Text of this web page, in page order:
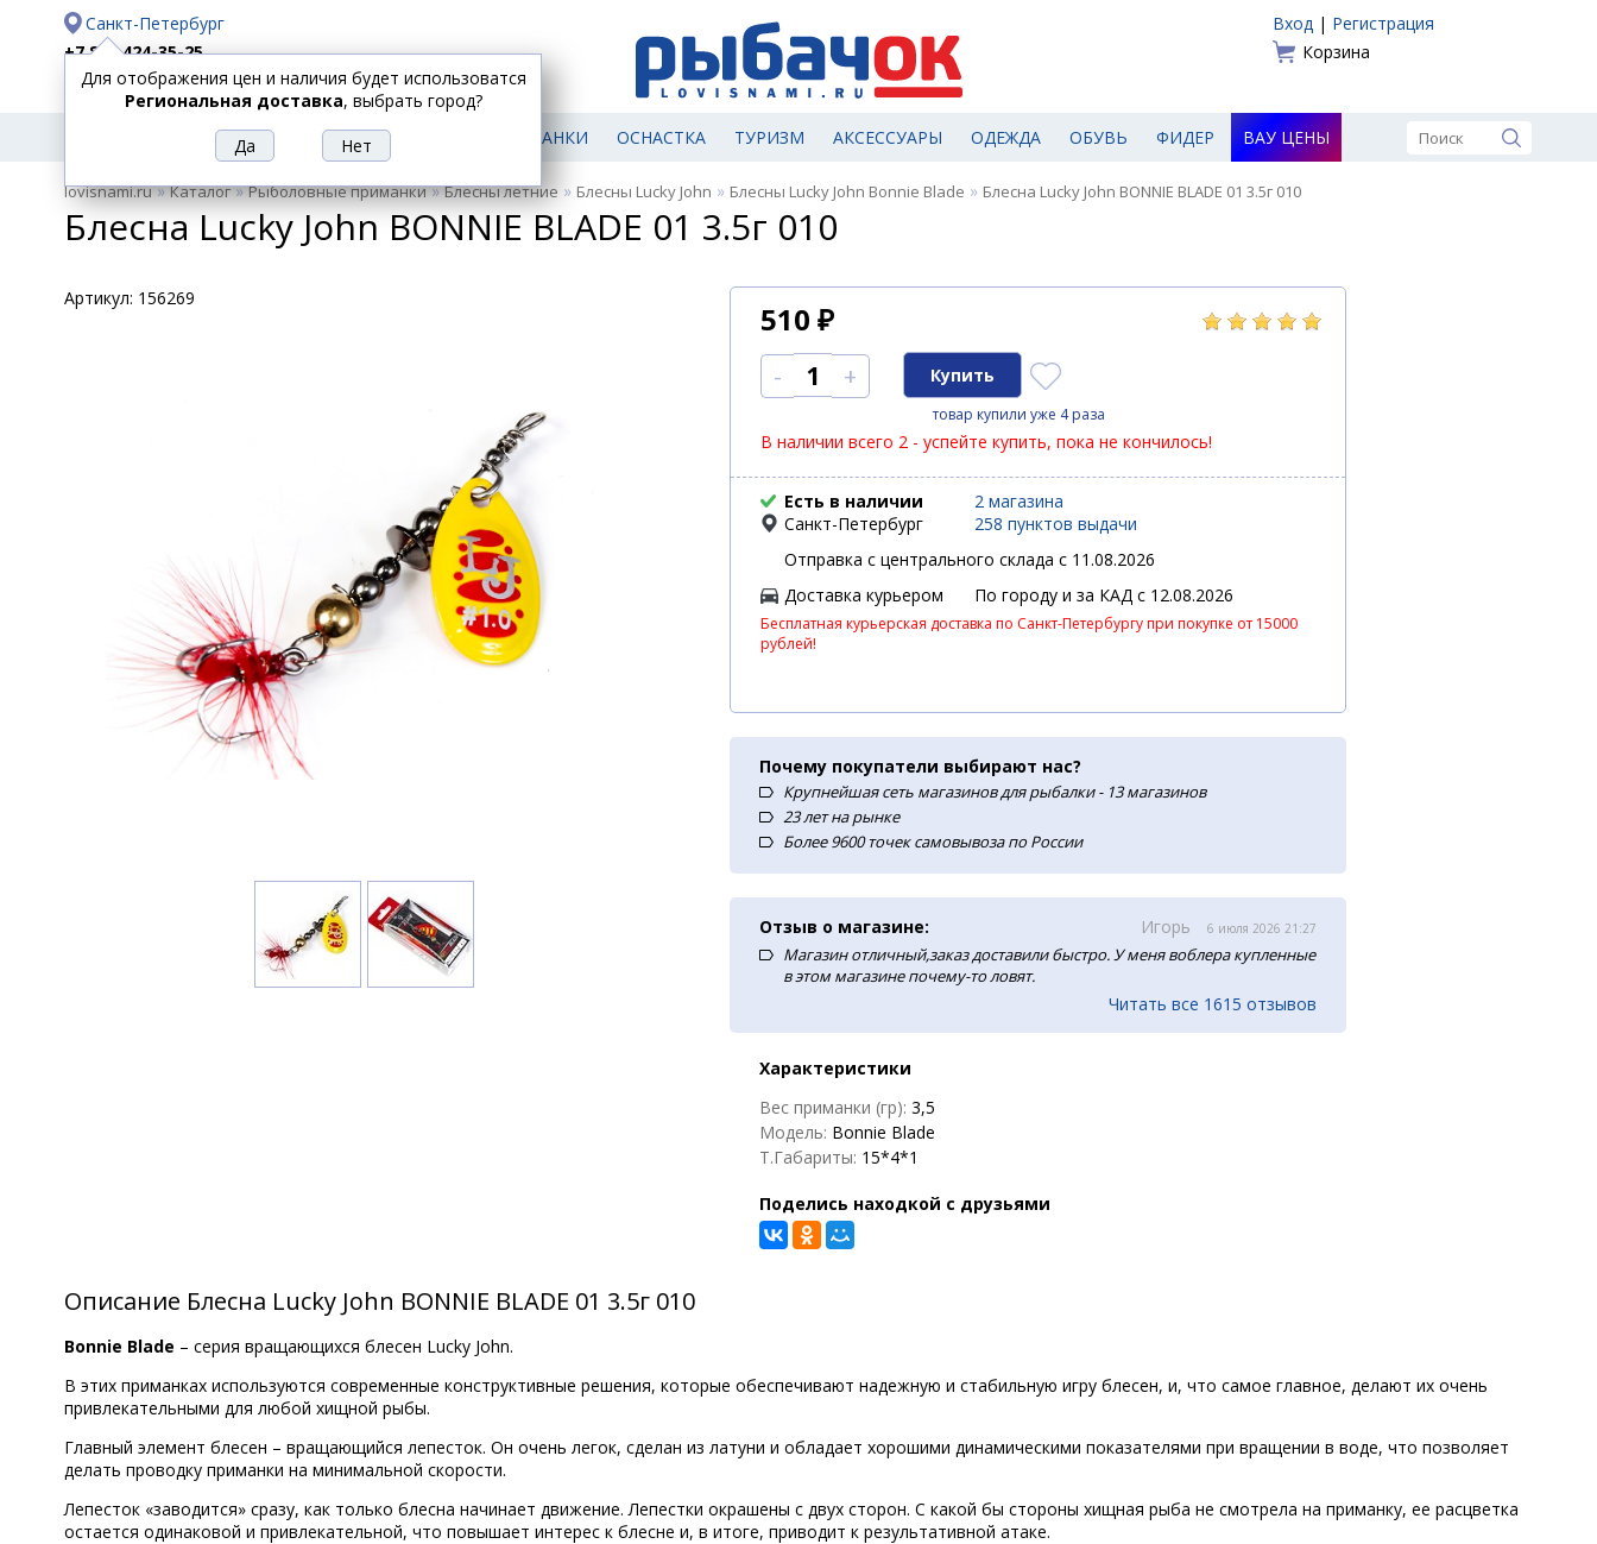
Санкт-Петербург
+7 812 424-35-25
Доставка
Оплата
Вход | Регистрация
Корзина
Для отображения цен и наличия будет использоватся
Региональная доставка, выбрать город?
РЫБОЛОВНЫЕ
ТОВАРЫ
СПИННИНГИ КАТУШКИ ПРИМАНКИ ОСНАСТКА ТУРИЗМ АКСЕССУАРЫ ОДЕЖДА ОБУВЬ ФИДЕР ВАУ ЦЕНЫ
lovisnami.ru»Каталог»Рыболовные приманки»Блесны летние » Блесны Lucky John » Блесны Lucky John Bonnie Blade » Блесна Lucky John BONNIE BLADE 01 3.5г 010
Блесна Lucky John BONNIE BLADE 01 3.5г 010
Артикул: 156269
510 ₽
- +
товар купили уже 4 раза
В наличии всего 2 - успейте купить, пока не кончилось!
Есть в наличии
2 магазина
Санкт-Петербург
258 пунктов выдачи
Отправка с центрального склада с 11.08.2026
Доставка курьером
По городу и за КАД c 12.08.2026
Бесплатная курьерская доставка по Санкт-Петербургу при покупке от 15000
рублей!
Почему покупатели выбирают нас?
Крупнейшая сеть магазинов для рыбалки - 13 магазинов
23 лет на рынке
Более 9600 точек самовывоза по России
Отзыв о магазине: Игорь 6 июля 2026 21:27
Магазин отличный,заказ доставили быстро. У меня воблера купленные
в этом магазине почему-то ловят.
Читать все 1615 отзывов
Характеристики
Вес приманки (гр): 3,5
Модель: Bonnie Blade
Т.Габариты: 15*4*1
Поделись находкой с друзьями
Описание Блесна Lucky John BONNIE BLADE 01 3.5г 010
Bonnie Blade – серия вращающихся блесен Lucky John.
В этих приманках используются современные конструктивные решения, которые обеспечивают надежную и стабильную игру блесен, и, что самое главное, делают их очень
привлекательными для любой хищной рыбы.
Главный элемент блесен – вращающийся лепесток. Он очень легок, сделан из латуни и обладает хорошими динамическими показателями при вращении в воде, что позволяет
делать проводку приманки на минимальной скорости.
Лепесток «заводится» сразу, как только блесна начинает движение. Лепестки окрашены с двух сторон. С какой бы стороны хищная рыба не смотрела на приманку, ее расцветка
остается одинаковой и привлекательной, что повышает интерес к блесне и, в итоге, приводит к результативной атаке.